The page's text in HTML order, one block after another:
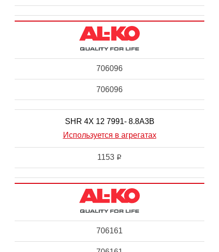
706096
706096
SHR 4X 12 7991- 8.8A3B
Используется в агрегатах
1153 i
706161